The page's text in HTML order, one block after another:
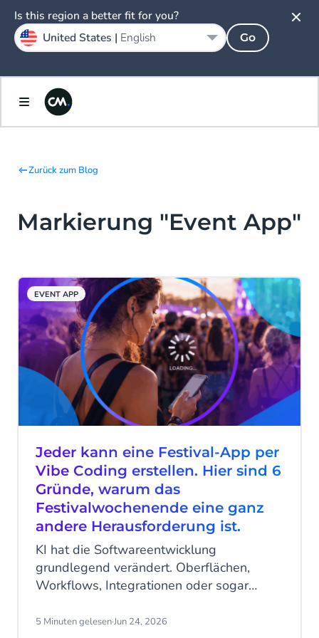
Zurück zum Blog
Markierung "Event App"
EVENT APP
Jeder kann eine Festival-App per
Vibe Coding erstellen. Hier sind 6
Gründe, warum das
Festivalwochenende eine ganz
andere Herausforderung ist.
KI hat die Softwareentwicklung
grundlegend verändert. Oberflächen,
Workflows, Integrationen oder sogar
sich heute innerhalb weniger Stunden mit
5 Minuten gelesen·Jun 24, 2026
Is this region a better fit for you?
United States | English Go